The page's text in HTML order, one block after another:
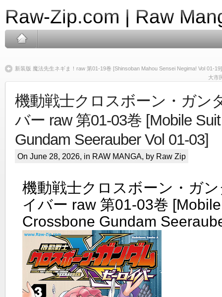
Raw-Zip.com | Raw
新装版 魔法先生ネギま！raw 第01-19巻 [Shinsoban Mahou Sensei Negima! Vol 01-19]
大市
機動戦士クロスボーン・ガン
バー raw 第01-03巻 [Mobile
Gundam Seerauber Vol 01-03]
On June 28, 2026, in RAW MANGA, by Raw Zip
機動戦士クロスボーン・ガ
イバー raw 第01-03巻
Crossbone Gundam